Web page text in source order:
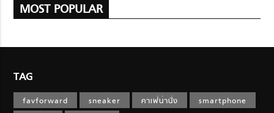
MOST POPULAR
TAG
favforward sneaker คาเฟ่น่านั่ง
smartphone